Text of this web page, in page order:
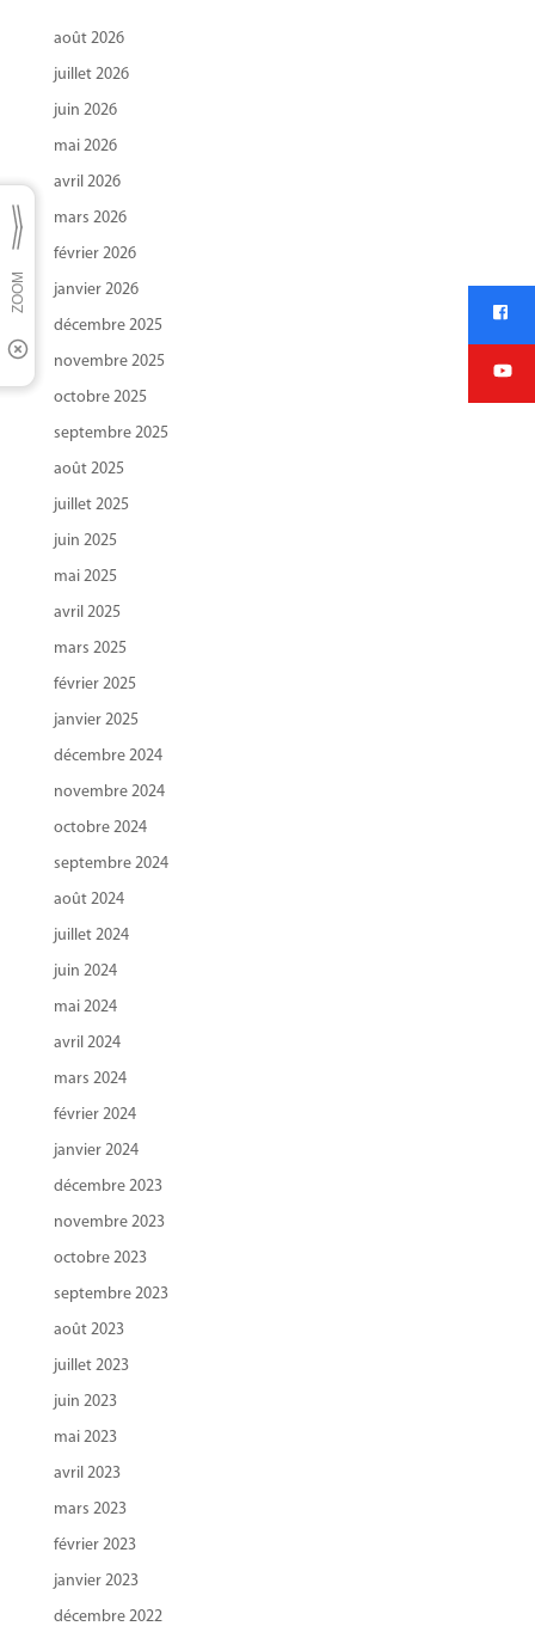
août 2026
juillet 2026
juin 2026
mai 2026
avril 2026
mars 2026
février 2026
janvier 2026
décembre 2025
novembre 2025
octobre 2025
septembre 2025
août 2025
juillet 2025
juin 2025
mai 2025
avril 2025
mars 2025
février 2025
janvier 2025
décembre 2024
novembre 2024
octobre 2024
septembre 2024
août 2024
juillet 2024
juin 2024
mai 2024
avril 2024
mars 2024
février 2024
janvier 2024
décembre 2023
novembre 2023
octobre 2023
septembre 2023
août 2023
juillet 2023
juin 2023
mai 2023
avril 2023
mars 2023
février 2023
janvier 2023
décembre 2022